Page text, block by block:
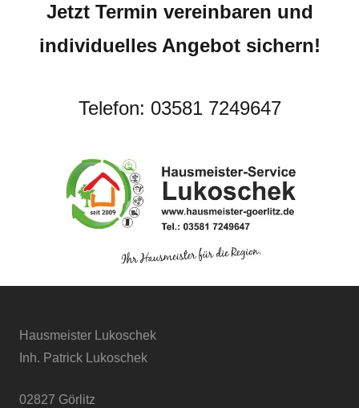
Jetzt Termin vereinbaren und
individuelles Angebot sichern!
Telefon: 03581 7249647
Hausmeister Lukoschek
Inh. Patrick Lukoschek
02827 Görlitz